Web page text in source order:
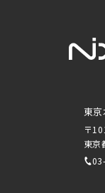
東
〒
東京